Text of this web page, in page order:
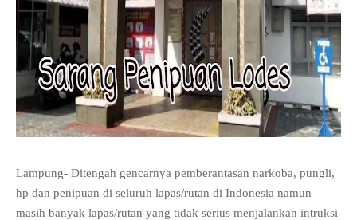
Lampung- Ditengah gencarnya pemberantasan narkoba, pungli,
hp dan penipuan di seluruh lapas/rutan di Indonesia namun
masih banyak lapas/rutan yang tidak serius menjalankan intruksi